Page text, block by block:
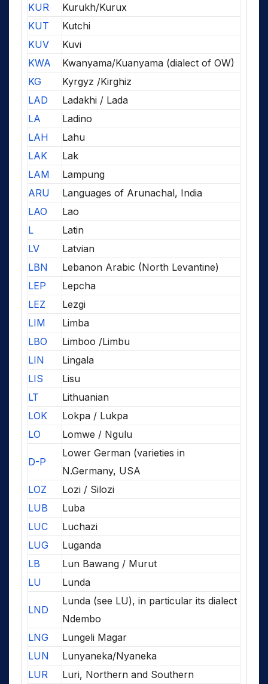
KUR
Kurukh/Kurux
KUT
Kutchi
KUV
Kuvi
KWA
Kwanyama/Kuanyama (dialect of OW)
KG
Kyrgyz /Kirghiz
LAD
Ladakhi / Lada
LA
Ladino
LAH
Lahu
LAK
Lak
LAM
Lampung
ARU
Languages of Arunachal, India
LAO
Lao
L
Latin
LV
Latvian
LBN
Lebanon Arabic (North Levantine)
LEP
Lepcha
LEZ
Lezgi
LIM
Limba
LBO
Limboo /Limbu
LIN
Lingala
LIS
Lisu
LT
Lithuanian
LOK
Lokpa / Lukpa
LO
Lomwe / Ngulu
D-P
Lower German (varieties in
N.Germany, USA
LOZ
Lozi / Silozi
LUB
Luba
LUC
Luchazi
LUG
Luganda
LB
Lun Bawang / Murut
LU
Lunda
LND
Lunda (see LU), in particular its dialect
Ndembo
LNG
Lungeli Magar
LUN
Lunyaneka/Nyaneka
LUR
Luri, Northern and Southern